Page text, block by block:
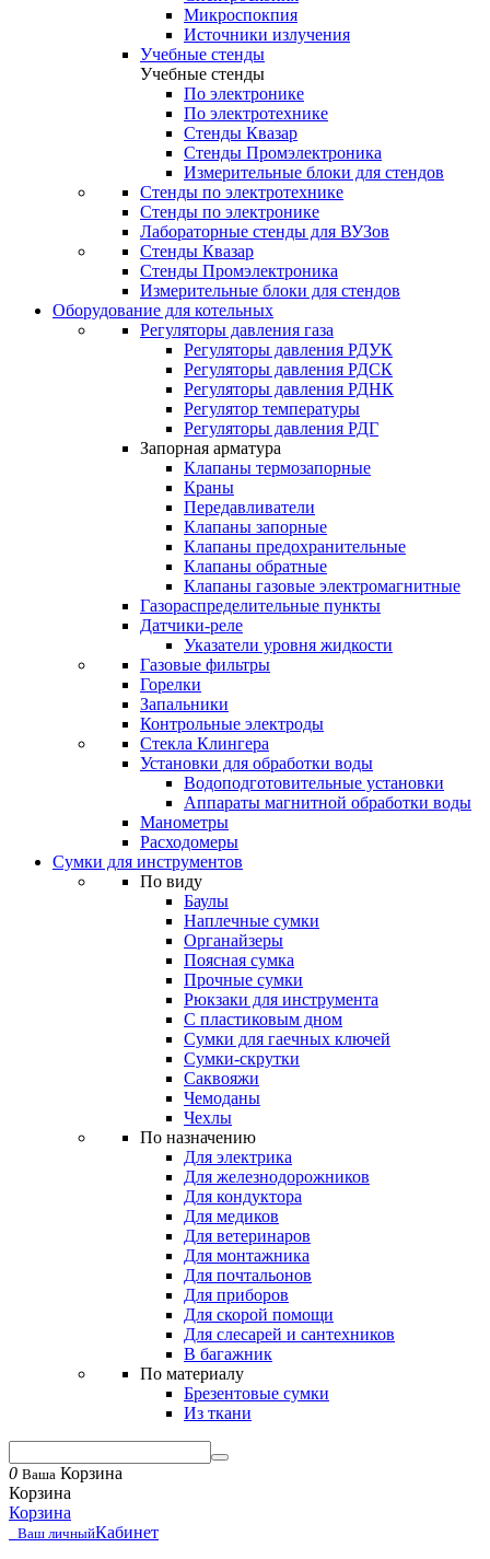
Микроспокпия
Источники излучения
Учебные стенды
Учебные стенды
По электронике
По электротехнике
Стенды Квазар
Стенды Промэлектроника
Измерительные блоки для стендов
Стенды по электротехнике
Стенды по электронике
Лабораторные стенды для ВУЗов
Стенды Квазар
Стенды Промэлектроника
Измерительные блоки для стендов
Оборудование для котельных
Регуляторы давления газа
Регуляторы давления РДУК
Регуляторы давления РДСК
Регуляторы давления РДНК
Регулятор температуры
Регуляторы давления РДГ
Запорная арматура
Клапаны термозапорные
Краны
Передавливатели
Клапаны запорные
Клапаны предохранительные
Клапаны обратные
Клапаны газовые электромагнитные
Газораспределительные пункты
Датчики-реле
Указатели уровня жидкости
Газовые фильтры
Горелки
Запальники
Контрольные электроды
Стекла Клингера
Установки для обработки воды
Водоподготовительные установки
Аппараты магнитной обработки воды
Манометры
Расходомеры
Сумки для инструментов
По виду
Баулы
Наплечные сумки
Органайзеры
Поясная сумка
Прочные сумки
Рюкзаки для инструмента
С пластиковым дном
Сумки для гаечных ключей
Сумки-скрутки
Саквояжи
Чемоданы
Чехлы
По назначению
Для электрика
Для железнодорожников
Для кондуктора
Для медиков
Для ветеринаров
Для монтажника
Для почтальонов
Для приборов
Для скорой помощи
Для слесарей и сантехников
В багажник
По материалу
Брезентовые сумки
Из ткани
0 Ваша Корзина
Корзина
Корзина
Ваш личныйКабинет